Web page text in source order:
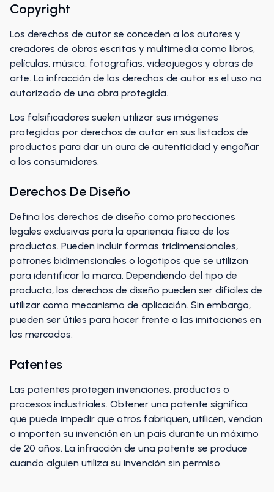
Copyright
Los derechos de autor se conceden a los autores y
creadores de obras escritas y multimedia como libros,
películas, música, fotografías, videojuegos y obras de
arte. La infracción de los derechos de autor es el uso no
autorizado de una obra protegida.
Los falsificadores suelen utilizar sus imágenes
protegidas por derechos de autor en sus listados de
productos para dar un aura de autenticidad y engañar
a los consumidores.
Derechos De Diseño
Defina los derechos de diseño como protecciones
legales exclusivas para la apariencia física de los
productos. Pueden incluir formas tridimensionales,
patrones bidimensionales o logotipos que se utilizan
para identificar la marca. Dependiendo del tipo de
producto, los derechos de diseño pueden ser difíciles de
utilizar como mecanismo de aplicación. Sin embargo,
pueden ser útiles para hacer frente a las imitaciones en
los mercados.
Patentes
Las patentes protegen invenciones, productos o
procesos industriales. Obtener una patente significa
que puede impedir que otros fabriquen, utilicen, vendan
o importen su invención en un país durante un máximo
de 20 años. La infracción de una patente se produce
cuando alguien utiliza su invención sin permiso.